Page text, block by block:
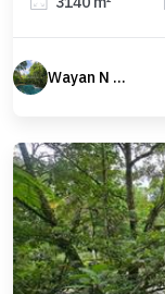
Wayan N Bali